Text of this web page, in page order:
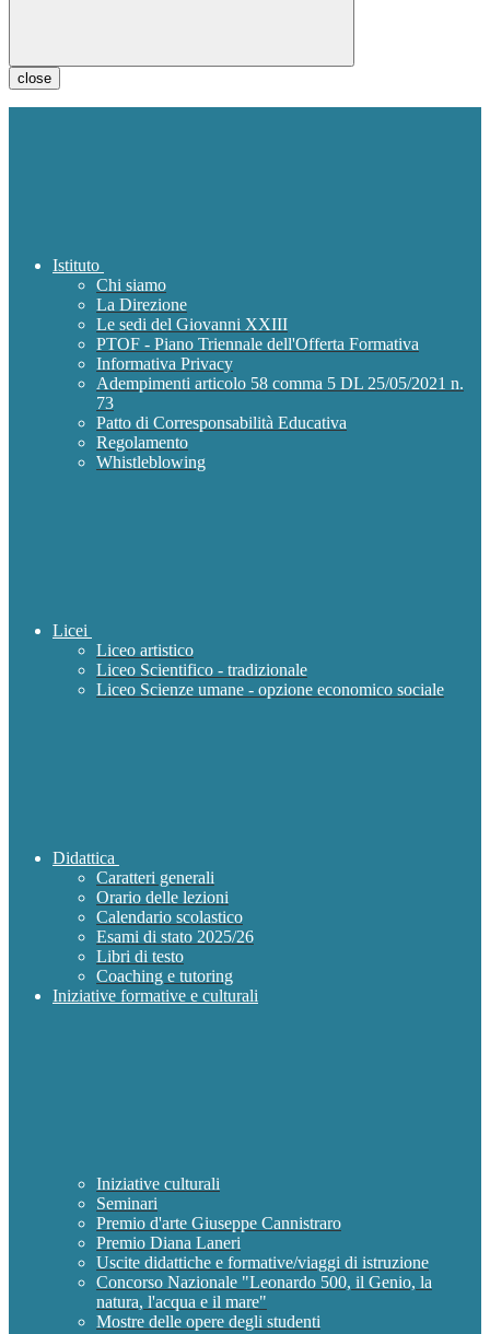
close
Istituto
Chi siamo
La Direzione
Le sedi del Giovanni XXIII
PTOF - Piano Triennale dell'Offerta Formativa
Informativa Privacy
Adempimenti articolo 58 comma 5 DL 25/05/2021 n.
73
Patto di Corresponsabilità Educativa
Regolamento
Whistleblowing
Licei
Liceo artistico
Liceo Scientifico - tradizionale
Liceo Scienze umane - opzione economico sociale
Didattica
Caratteri generali
Orario delle lezioni
Calendario scolastico
Esami di stato 2025/26
Libri di testo
Coaching e tutoring
Iniziative formative e culturali
Iniziative culturali
Seminari
Premio d'arte Giuseppe Cannistraro
Premio Diana Laneri
Uscite didattiche e formative/viaggi di istruzione
Concorso Nazionale "Leonardo 500, il Genio, la
natura, l'acqua e il mare"
Mostre delle opere degli studenti